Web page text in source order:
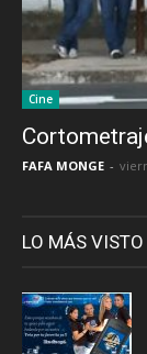
Cine
FAFA MONGE -
LO MÁS VISTO